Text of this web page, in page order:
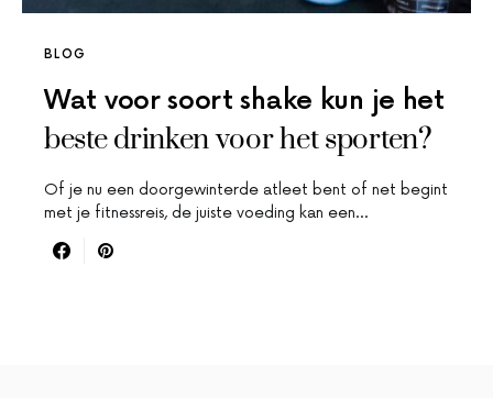
BLOG
Wat voor soort shake kun je het
beste drinken voor het sporten?
Of je nu een doorgewinterde atleet bent of net begint
met je fitnessreis, de juiste voeding kan een…